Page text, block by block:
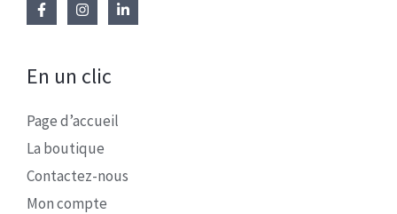
En un clic
Page d’accueil
La boutique
Contactez-nous
Mon compte